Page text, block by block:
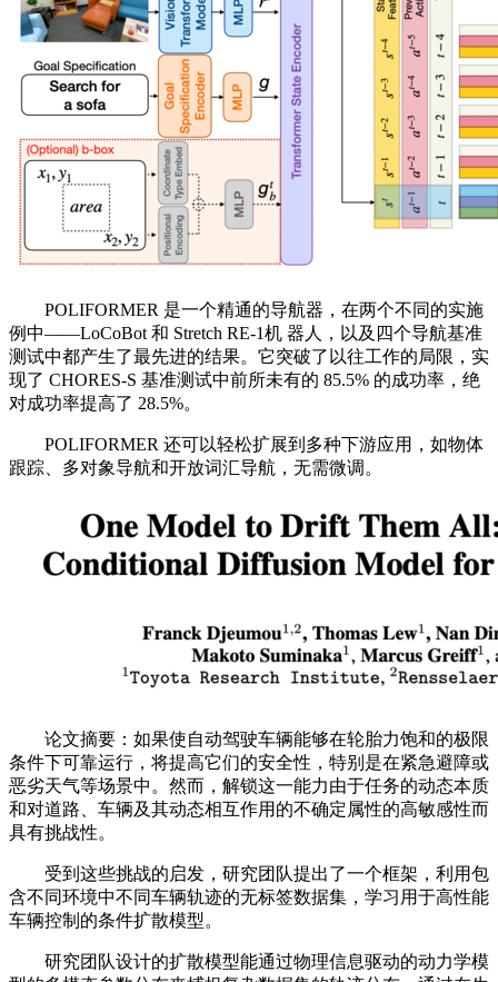
POLIFORMER 是一个精通的导航器，在两个不同的实施
例中——LoCoBot 和 Stretch RE-1机 器人，以及四个导航基准
测试中都产生了最先进的结果。它突破了以往工作的局限，实
现了 CHORES-S 基准测试中前所未有的 85.5% 的成功率，绝
对成功率提高了 28.5%。
POLIFORMER 还可以轻松扩展到多种下游应用，如物体
跟踪、多对象导航和开放词汇导航，无需微调。
论文摘要：如果使自动驾驶车辆能够在轮胎力饱和的极限
条件下可靠运行，将提高它们的安全性，特别是在紧急避障或
恶劣天气等场景中。然而，解锁这一能力由于任务的动态本质
和对道路、车辆及其动态相互作用的不确定属性的高敏感性而
具有挑战性。
受到这些挑战的启发，研究团队提出了一个框架，利用包
含不同环境中不同车辆轨迹的无标签数据集，学习用于高性能
车辆控制的条件扩散模型。
研究团队设计的扩散模型能通过物理信息驱动的动力学模